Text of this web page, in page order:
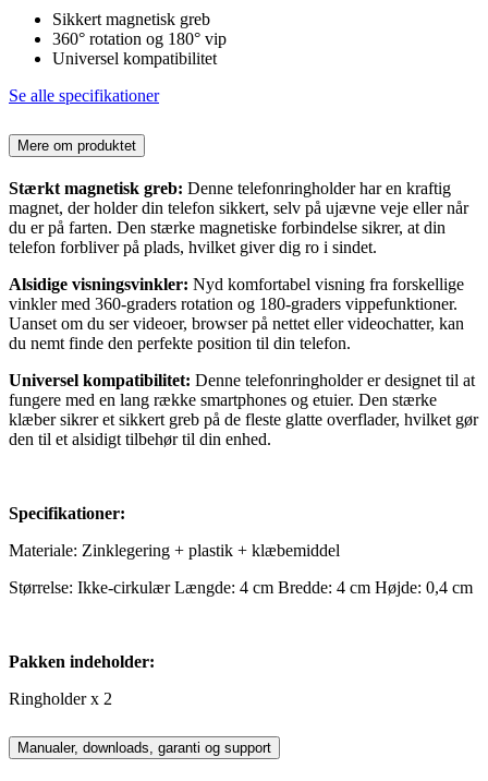
Sikkert magnetisk greb
360° rotation og 180° vip
Universel kompatibilitet
Se alle specifikationer
Mere om produktet
Stærkt magnetisk greb: Denne telefonringholder har en kraftig
magnet, der holder din telefon sikkert, selv på ujævne veje eller når
du er på farten. Den stærke magnetiske forbindelse sikrer, at din
telefon forbliver på plads, hvilket giver dig ro i sindet.
Alsidige visningsvinkler: Nyd komfortabel visning fra forskellige
vinkler med 360-graders rotation og 180-graders vippefunktioner.
Uanset om du ser videoer, browser på nettet eller videochatter, kan
du nemt finde den perfekte position til din telefon.
Universel kompatibilitet: Denne telefonringholder er designet til at
fungere med en lang række smartphones og etuier. Den stærke
klæber sikrer et sikkert greb på de fleste glatte overflader, hvilket gør
den til et alsidigt tilbehør til din enhed.
Specifikationer:
Materiale: Zinklegering + plastik + klæbemiddel
Størrelse: Ikke-cirkulær Længde: 4 cm Bredde: 4 cm Højde: 0,4 cm
Pakken indeholder:
Ringholder x 2
Manualer, downloads, garanti og support